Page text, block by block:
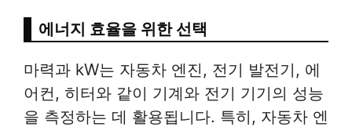
에너지 효율을 위한 선택
마력과 kW는 자동차 엔진, 전기 발전기, 에
어컨, 히터와 같이 기계와 전기 기기의 성능
을 측정하는 데 활용됩니다. 특히, 자동차 엔